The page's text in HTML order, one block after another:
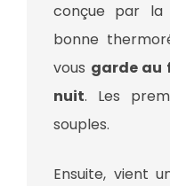
conçue par la
bonne
vous garde au
nuit. Les
souples.
Ensuite, vient